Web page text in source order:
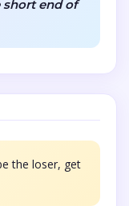
short end of
the loser, get